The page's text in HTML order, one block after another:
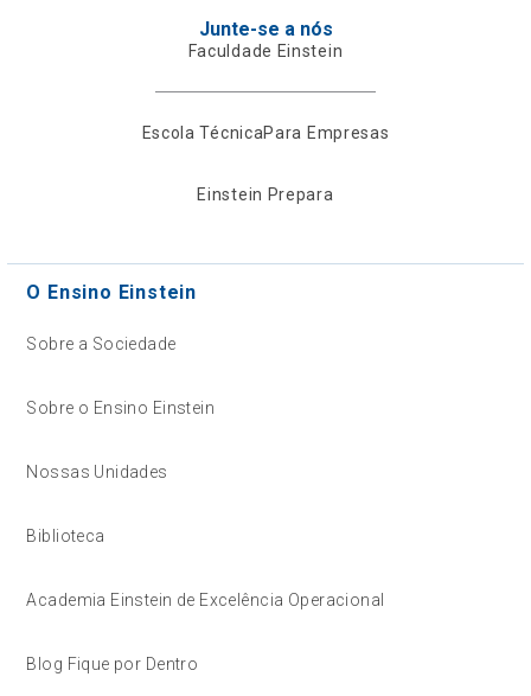
Junte-se a nós
Faculdade Einstein
Escola TécnicaPara Empresas
Einstein Prepara
O Ensino Einstein
Sobre a Sociedade
Sobre o Ensino Einstein
Nossas Unidades
Biblioteca
Academia Einstein de Excelência Operacional
Blog Fique por Dentro